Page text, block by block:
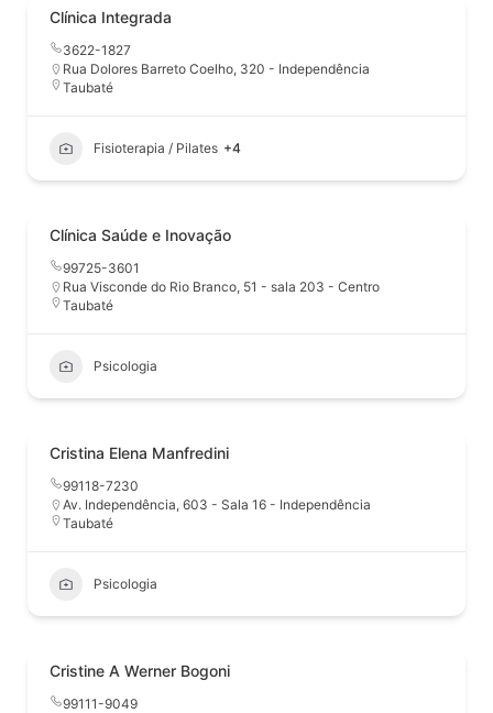
Clínica Integrada
3622-1827
Rua Dolores Barreto Coelho, 320 - Independência
Taubaté
Fisioterapia / Pilates +4
Clínica Saúde e Inovação
99725-3601
Rua Visconde do Rio Branco, 51 - sala 203 - Centro
Taubaté
Psicologia
Cristina Elena Manfredini
99118-7230
Av. Independência, 603 - Sala 16 - Independência
Taubaté
Psicologia
Cristine A Werner Bogoni
99111-9049